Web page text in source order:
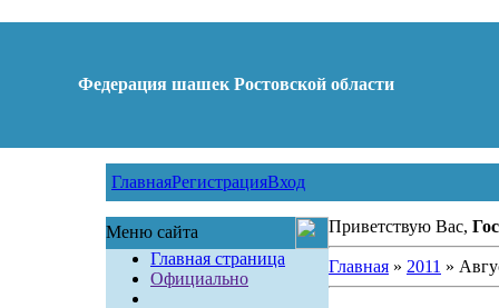
Федерация шашек Ростовской области
ГлавнаяРегистрацияВход
Меню сайта
Главная страница
Официально
Приветствую Вас,
Главная» 2011 »